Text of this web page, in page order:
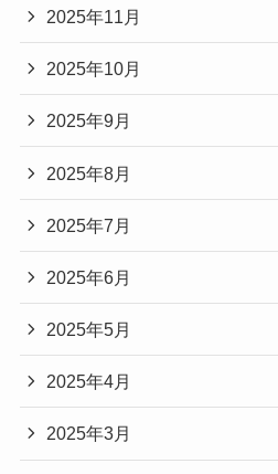
2025年11月
2025年10月
2025年9月
2025年8月
2025年7月
2025年6月
2025年5月
2025年4月
2025年3月